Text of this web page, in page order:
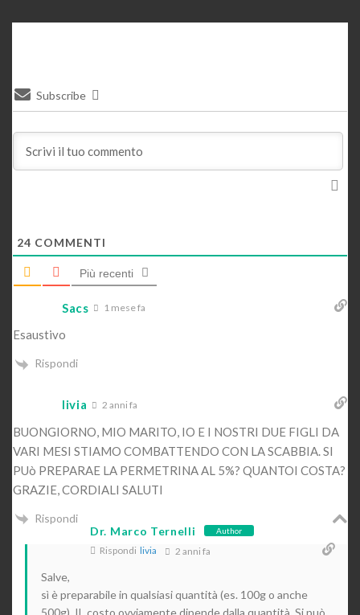
Subscribe
24 COMMENTI
Più recenti
Sacs 1 mese fa
Esaustivo
Rispondi
livia 2 anni fa
BUONGIORNO, MIO MARITO, IO E I NOSTRI DUE FIGLI DA
VARI MESI STIAMO COMBATTENDO CON LA SCABBIA. SI
PUò PREPARAE LA PERMETRINA AL 5%? QUANTOI COSTA?
GRAZIE, CORDIALI SALUTI
Rispondi
Dr. Marco Ternelli
Author
Rispondi livia 2 anni fa
Salve,
sì è preparabile in qualsiasi quantità (es. 100g o anche
500g). IL costo ovviamente dipende dalla quantità. Si può